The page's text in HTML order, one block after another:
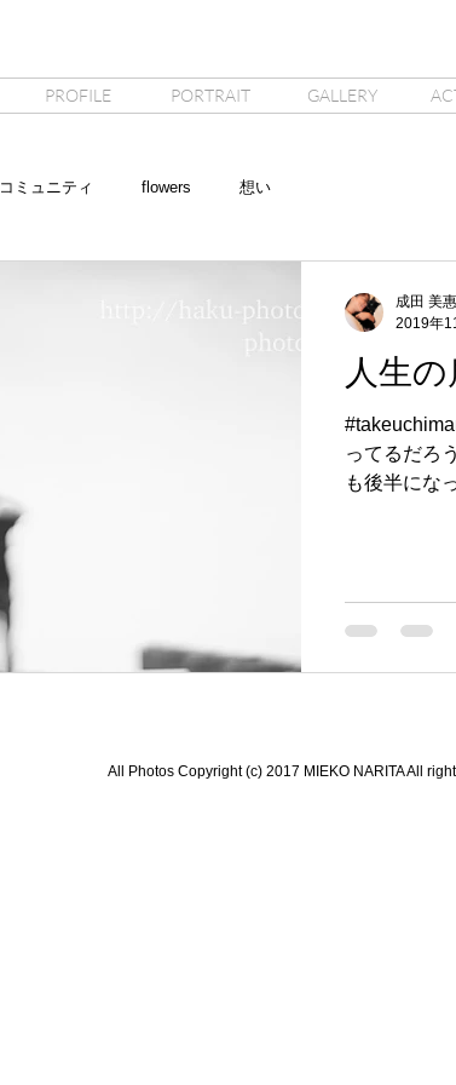
PROFILE PORTRAIT GALLERY
コミュニティ flowers 想い
人生の
ってるだろ
も後半にな
成田 美
2019年
All Photos Copyright (c) 2017 MIEKO NARITA All